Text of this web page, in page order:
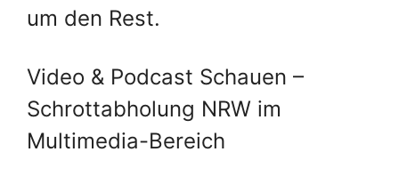
um den Rest.
Video & Podcast Schauen –
Schrottabholung NRW im
Multimedia-Bereich